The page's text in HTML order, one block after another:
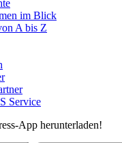
im Blick
A bis Z
Service
App herunterladen!